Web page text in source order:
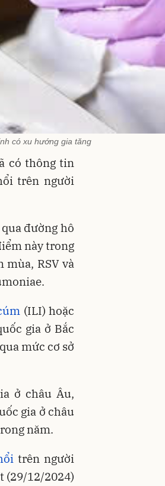
có xu hướng gia tăng
có thông tin
trên người
qua đường hô
này trong
RSV và
(ILI) hoặc
gia ở Bắc
mức cơ sở
ở châu Âu,
gia ở châu
năm.
trên người
(29/12/2024)